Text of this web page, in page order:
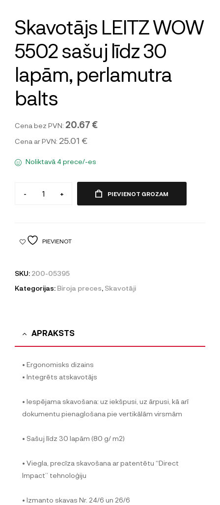
Skavotājs LEITZ WOW
5502 sašuj līdz 30
lapām, perlamutra
balts
Cena bez PVN: 20.67 €
Cena ar PVN: 25.01 €
Noliktavā 4 prece/-es
- + PIEVIENOT GROZAM
PIEVIENOT
SKU: 200-05395
Kategorijas: Biroja preces, Skavotāji
APRAKSTS
• Ergonomisks dizains
• Integrēts atskavotājs
• Iespējama skavošana: uz iekšpusi, uz ārpusi, kā arī
dokumentu pienaglošana pie vertikālām virsmām
• Sašuj līdz 30 lapām (80 g/ m2)
• Viegla, precīza skavošana ar patentētu “Direct
Impact” tehnoloģiju
• Izmanto skavas Nr. 24/6 un 26/6